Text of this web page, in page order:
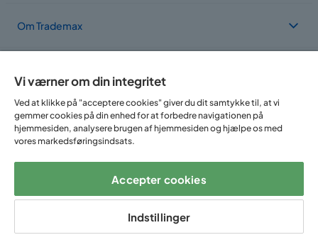
Om Trademax
Vi findes i flere forskellige lande
Følg os på:
Vi værner om din integritet
Ved at klikke på "acceptere cookies" giver du dit samtykke til, at vi
gemmer cookies på din enhed for at forbedre navigationen på
hjemmesiden, analysere brugen af hjemmesiden og hjælpe os med
vores markedsføringsindsats.
Accepter cookies
Indstillinger